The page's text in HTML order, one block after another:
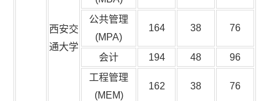
西安交
通大学
公共管理
(MPA)
164 38 76
会计 194 48
96
工程管理
(MEM)
162 38 76